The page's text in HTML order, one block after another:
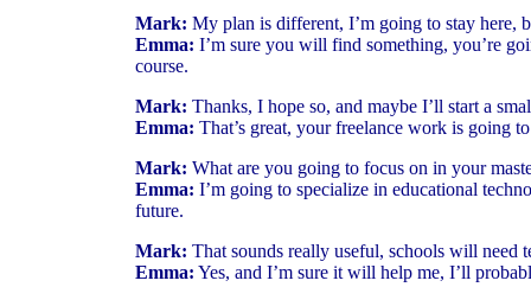
Mark: My plan is different, I’m going to stay here,
Emma: I’m sure you will find something, you’re
course.
Mark: Thanks, I hope so, and maybe I’ll start a
Emma: That’s great, your freelance work is going
Mark: What are you going to focus on in your
Emma: I’m going to specialize in educational
future.
Mark: That sounds really useful, schools will need
Emma: Yes, and I’m sure it will help me, I’ll